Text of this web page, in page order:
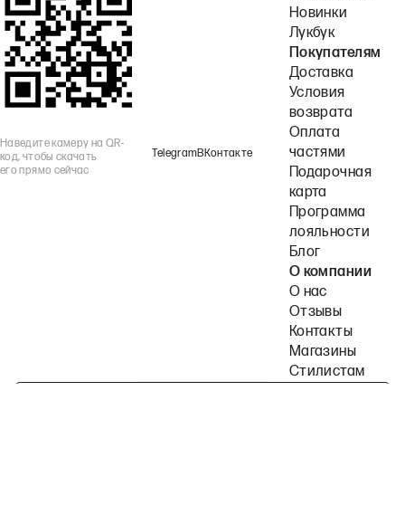
Наведите камеру на QR-
код, чтобы скачать
его прямо сейчас
TelegramВКонтакте
Новинки
Лукбук
Покупателям
Доставка
Условия
возврата
Оплата
частями
Подарочная
карта
Программа
лояльности
Блог
О компании
О нас
Отзывы
Контакты
Магазины
Стилистам